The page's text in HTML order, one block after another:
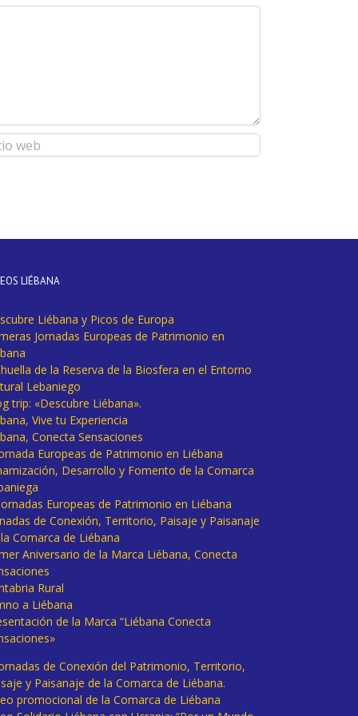
LIÉBANA
Liébana y Picos de Europa
Jornadas Europeas de Patrimonio en
de la Reserva de la Biosfera en el Entorno
Lebaniego
trip: «Descubre Liébana».
Vive tu Experiencia
Conecta Sensaciones
Europeas de Patrimonio en Liébana
Desarrollo y Fomento de la Comarca
Europeas de Patrimonio en Liébana
de Conexión, Territorio, Paisaje y Paisanaje
Comarca de Liébana
Aniversario de la Marca Liébana, Conecta
Rural
a Liébana
de la Marca “Liébana Conecta
de Conexión del Patrimonio, Territorio,
y Paisanaje de la Comarca de Liébana.
promocional de la Comarca de Liébana